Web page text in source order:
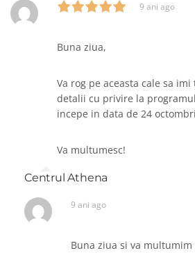
9 ani ago
Buna ziua,
Va rog pe aceasta cale sa
detalii cu privire la
incepe in data de 24
Va multumesc!
Centrul Athena
9 ani ago
Buna ziua si va